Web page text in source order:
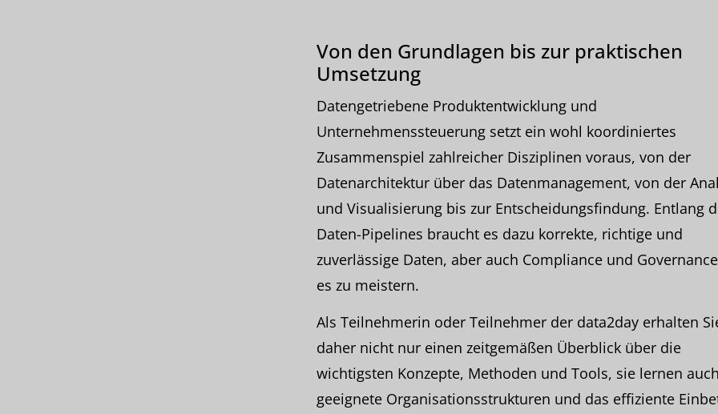
Von den Grundlagen bis zur praktischen
Umsetzung
Datengetriebene Produktentwicklung und
Unternehmenssteuerung setzt ein wohl koordiniertes
Zusammenspiel zahlreicher Disziplinen voraus, von der
Datenarchitektur über das Datenmanagement, von der
und Visualisierung bis zur Entscheidungsfindung. Entlang
Daten-Pipelines braucht es dazu korrekte, richtige und
zuverlässige Daten, aber auch Compliance und
es zu meistern.
Als Teilnehmerin oder Teilnehmer der data2day erhalten
daher nicht nur einen zeitgemäßen Überblick über die
wichtigsten Konzepte, Methoden und Tools, sie lernen
geeignete Organisationsstrukturen und das effiziente